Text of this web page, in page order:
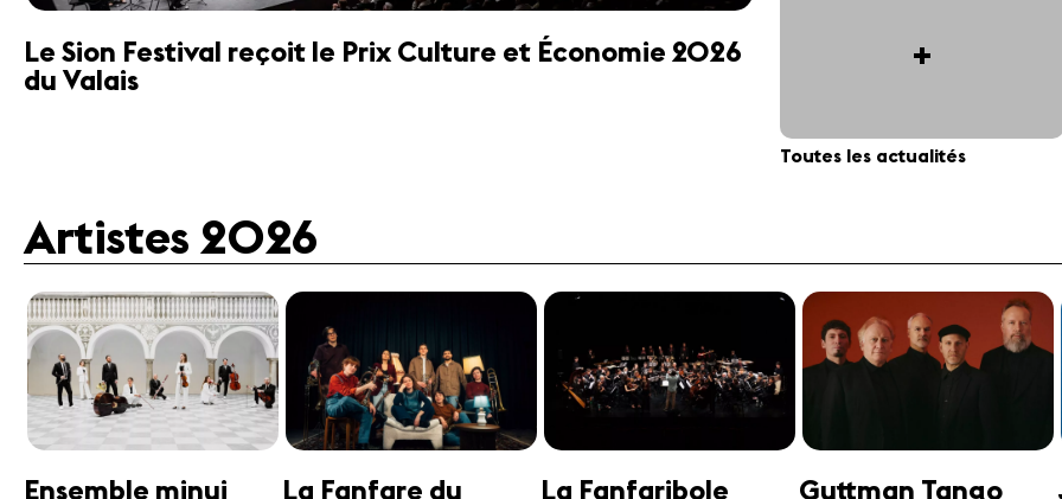
Le Sion Festival reçoit le Prix Culture et Économie 2026
du Valais
+
Toutes les actualités
Artistes 2026
Guttman Tango
Janine Jansen Jonathan Swensen
José-Daniel